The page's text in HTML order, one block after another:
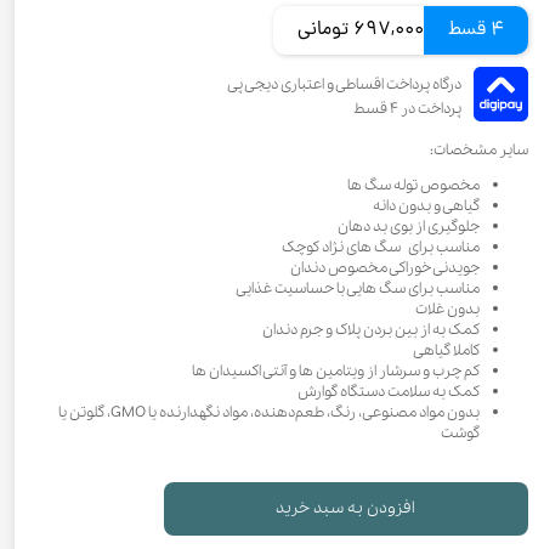
4 قسط 697,000 تومانی
سایر مشخصات:
مخصوص توله سگ ها
گیاهی و بدون دانه
جلوگیری از بوی بد دهان
مناسب برای سگ های نژاد کوچک
جویدنی خوراکی مخصوص دندان
مناسب برای سگ هایی با حساسیت غذایی
بدون غلات
کمک به از بین بردن پلاک و جرم دندان
کاملا گیاهی
کم چرب و سرشار از ویتامین ها و آنتی اکسیدان ها
کمک به سلامت دستگاه گوارش
بدون مواد مصنوعی، رنگ، طعم‌دهنده، مواد نگهدارنده یا GMO، گلوتن یا
گوشت
افزودن به سبد خرید